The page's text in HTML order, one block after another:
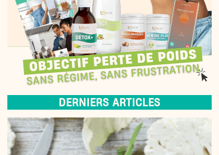
DERNIERS ARTICLES